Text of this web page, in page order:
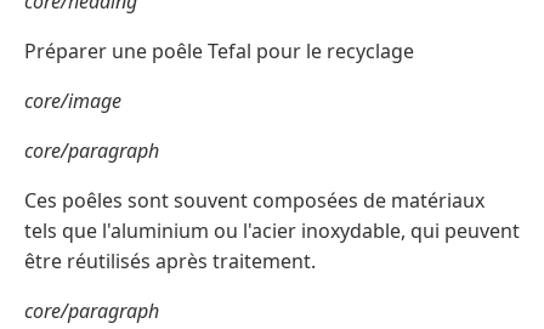
Préparer une poêle Tefal pour le recyclage
core/image
core/paragraph
Ces poêles sont souvent composées de matériaux
tels que l'aluminium ou l'acier inoxydable, qui peuvent
être réutilisés après traitement.
core/paragraph